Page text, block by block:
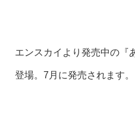
エンスカイより発売中の『
登場。7月に発売されます。